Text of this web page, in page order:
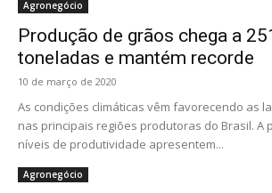
Agronegócio
Produção de grãos chega a
toneladas e mantém recorde
10 de março de 2020
As condições climáticas vêm favorecendo as
nas principais regiões produtoras do Brasil. A
níveis de produtividade apresentem...
Agronegócio